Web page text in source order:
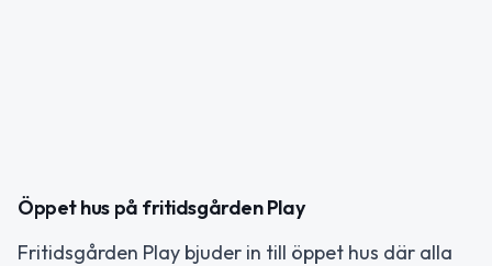
Öppet hus på fritidsgården Play
Fritidsgården Play bjuder in till öppet hus där alla